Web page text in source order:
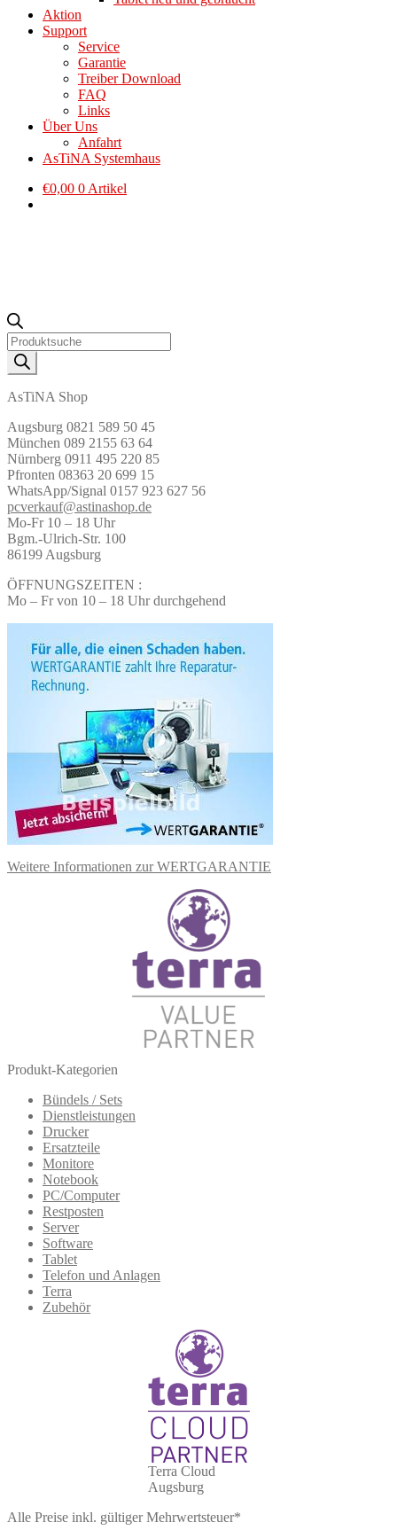
Aktion
Support
Service
Garantie
Treiber Download
FAQ
Links
Über Uns
Anfahrt
AsTiNA Systemhaus
€0,00 0 Artikel
Products
search
AsTiNA Shop
Augsburg 0821 589 50 45
München 089 2155 63 64
Nürnberg 0911 495 220 85
Pfronten 08363 20 699 15
WhatsApp/Signal 0157 923 627 56
pcverkauf@astinashop.de
Mo-Fr 10 – 18 Uhr
Bgm.-Ulrich-Str. 100
86199 Augsburg
ÖFFNUNGSZEITEN :
Mo – Fr von 10 – 18 Uhr durchgehend
Weitere Informationen zur WERTGARANTIE
Produkt-Kategorien
Bündels / Sets
Dienstleistungen
Drucker
Ersatzteile
Monitore
Notebook
PC/Computer
Restposten
Server
Software
Tablet
Telefon und Anlagen
Terra
Zubehör
Terra Cloud
Augsburg
Alle Preise inkl. gültiger Mehrwertsteuer*